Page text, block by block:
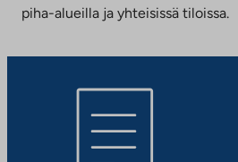
piha-alueilla ja yhteisissä tiloissa.